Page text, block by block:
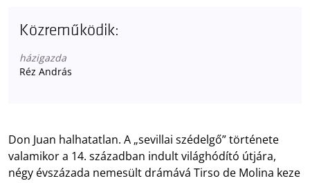
Közreműködik:
házigazda
Réz András
Don Juan halhatatlan. A „sevillai szédelgő” története
valamikor a 14. században indult világhódító útjára,
négy évszázada nemesült drámává Tirso de Molina keze